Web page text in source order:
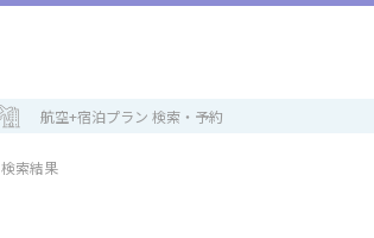
航空+宿泊プラン 検索・予約
検索結果